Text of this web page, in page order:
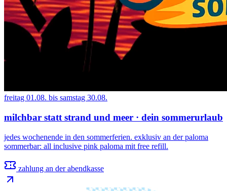
freitag 01.08. bis samstag 30.08.
milchbar statt strand und meer · dein sommerurlaub
jedes wochenende in den sommerferien. exklusiv an der paloma
sommerbar: all inclusive pink paloma mit free refill.
zahlung an der abendkasse